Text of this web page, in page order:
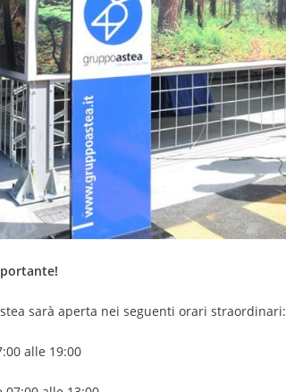
sarà aperta nei seguenti orari straordinari:
alle 19:00